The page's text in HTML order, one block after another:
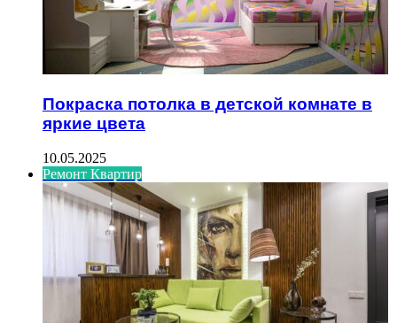
Покраска потолка в детской комнате в
яркие цвета
10.05.2025
Ремонт Квартир